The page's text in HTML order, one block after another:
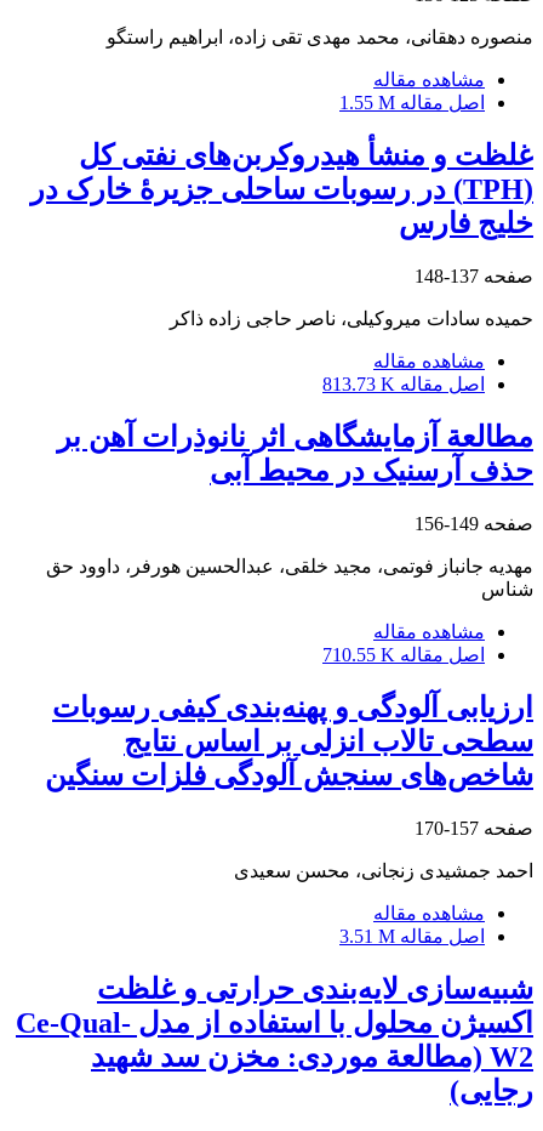
منصوره دهقانی، محمد مهدی تقی زاده، ابراهیم راستگو
مشاهده مقاله
اصل مقاله 1.55 M
غلظت و منشأ هیدروکربن‌های نفتی کل
(TPH) در رسوبات ساحلی جزیرۀ خارک در
خلیج فارس
صفحه 137-148
حمیده سادات میروکیلی، ناصر حاجی زاده ذاکر
مشاهده مقاله
اصل مقاله 813.73 K
مطالعة آزمایشگاهی اثر نانوذرات آهن بر
حذف آرسنیک در محیط آبی
صفحه 149-156
مهدیه جانباز فوتمی، مجید خلقی، عبدالحسین هورفر، داوود حق
شناس
مشاهده مقاله
اصل مقاله 710.55 K
ارزیابی آلودگی و پهنه‌‌‌بندی کیفی رسوبات
سطحی تالاب انزلی بر اساس نتایج
شاخص‌های سنجش آلودگی فلزات سنگین
صفحه 157-170
احمد جمشیدی زنجانی، محسن سعیدی
مشاهده مقاله
اصل مقاله 3.51 M
شبیه‌سازی لایه‌بندی حرارتی و غلظت
اکسیژن محلول با استفاده از مدل Ce-Qual-
W2 (مطالعة موردی: مخزن سد شهید
رجایی)